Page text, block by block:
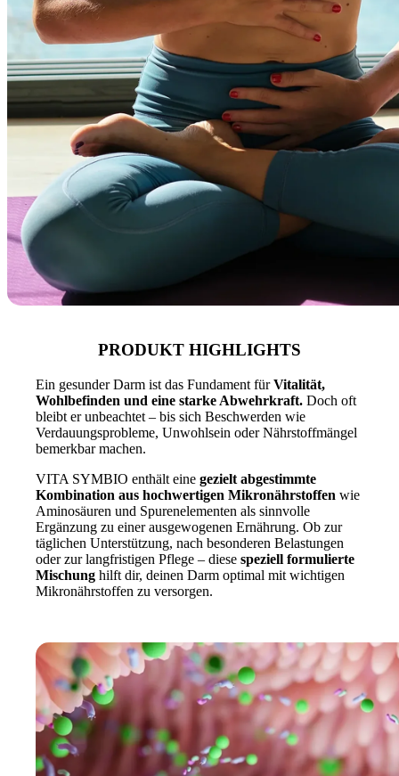
PRODUKT HIGHLIGHTS
Ein gesunder Darm ist das Fundament fürVitalität,
Wohlbefinden und eine starke Abwehrkraft. Doch oft
bleibt er unbeachtet – bis sich Beschwerden wie
Verdauungsprobleme, Unwohlsein oder Nährstoffmängel
bemerkbar machen.
VITA SYMBIO enthält eine gezielt abgestimmte
Kombination aus hochwertigen Mikronährstoffen wie
Aminosäuren und Spurenelementen als sinnvolle
Ergänzung zu einer ausgewogenen Ernährung. Ob zur
täglichen Unterstützung, nach besonderen Belastungen
oder zur langfristigen Pflege – diese speziell formulierte
Mischung hilft dir, deinen Darm optimal mit wichtigen
Mikronährstoffen zu versorgen.